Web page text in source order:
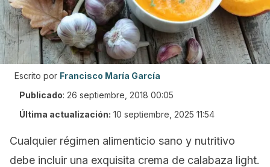
Escrito por Francisco María García
Publicado: 26 septiembre, 2018 00:05
Última actualización: 10 septiembre, 2025 11:54
Cualquier régimen alimenticio sano y nutritivo
debe incluir una exquisita crema de calabaza light.